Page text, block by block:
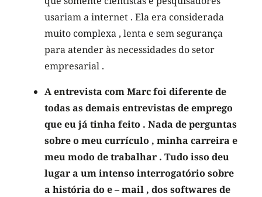
usariam a internet . Ela era considerada
muito complexa , lenta e sem segurança
para atender às necessidades do setor
empresarial .
A entrevista com Marc foi diferente de
todas as demais entrevistas de emprego
que eu já tinha feito . Nada de perguntas
sobre o meu currículo , minha carreira e
meu modo de trabalhar . Tudo isso deu
lugar a um intenso interrogatório sobre
a história do e – mail , dos softwares de